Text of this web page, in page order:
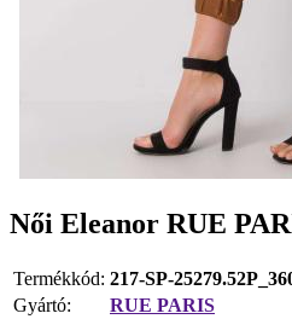
Női Eleanor RUE
Termékkód: 217-SP-
Gyártó:
RUE PARIS